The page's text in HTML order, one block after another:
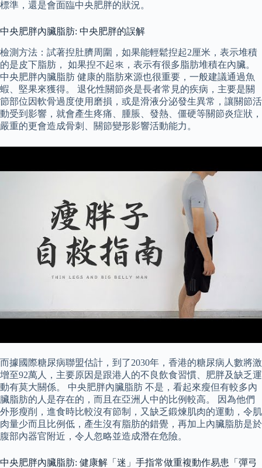
標準，還是會面臨中央肥胖的狀況。
中央肥胖內臟脂肪: 中央肥胖的誤解
檢測方法：試著揑肚臍周圍，如果能輕鬆揑起2厘米，表示堆積
的是皮下脂肪， 如果揑不起來，表示有很多脂肪堆積在內臟。
中央肥胖內臟脂肪 健康的脂肪來源也很重要，一般建議通過魚
蝦、堅果來獲得。 退化性關節炎是長者常見的疾病，主要是關
節部位因軟骨過度使用磨損，或是滑液分泌發生異常，讓關節活
動受到影響，就會產生疼痛、腫脹、發熱、僵硬等關節炎症狀，
嚴重的更會造成骨刺、關節變形影響活動能力。
而據國際糖尿病聯盟估計，到了2030年，香港的糖尿病人數將激
增至92萬人，主要原因是跟港人的不良飲食習慣、肥胖及缺乏運
動有莫大關係。 中央肥胖內臟脂肪 不是，看起來瘦但有較多內
臟脂肪的人是存在的，而且在亞洲人中的比例較高。 因為他們
外形瘦削，進食時比較沒有節制，又缺乏鍛煉肌肉的運動，令肌
肉量少而且比例低，產生沒有脂肪的錯覺，再加上內臟脂肪是於
腹部內器官附近，令人忽略並造成潛在危險。
中央肥胖內臟脂肪: 健康解「迷」手指常做重複動作易患「彈弓